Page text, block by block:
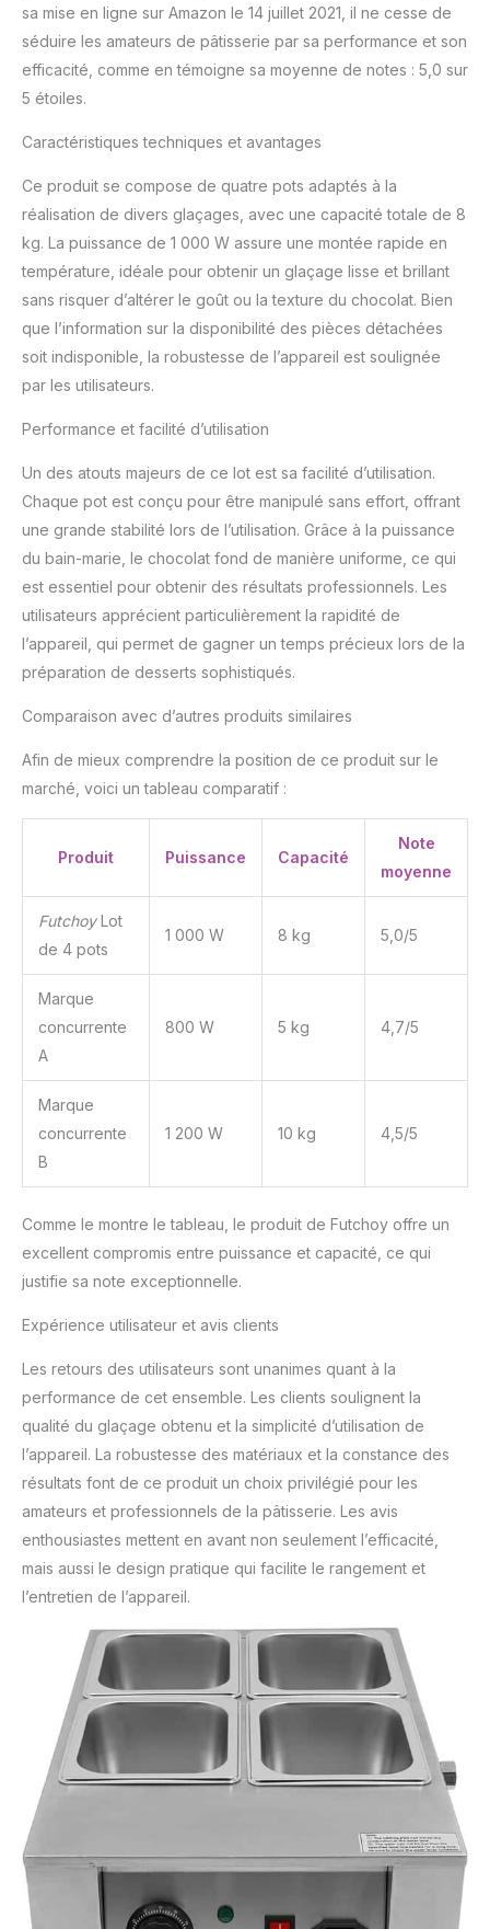
facile à nettoyer
Convient pour chauffer le
lait
sa mise en ligne sur Amazon le 14 juillet 2021, il ne cesse de
séduire les amateurs de pâtisserie par sa performance et son
efficacité, comme en témoigne sa moyenne de notes : 5,0 sur
5 étoiles.
Caractéristiques techniques et avantages
Ce produit se compose de quatre pots adaptés à la
réalisation de divers glaçages, avec une capacité totale de 8
kg. La puissance de 1 000 W assure une montée rapide en
température, idéale pour obtenir un glaçage lisse et brillant
sans risquer d’altérer le goût ou la texture du chocolat. Bien
que l’information sur la disponibilité des pièces détachées
soit indisponible, la robustesse de l’appareil est soulignée
par les utilisateurs.
Performance et facilité d’utilisation
Un des atouts majeurs de ce lot est sa facilité d’utilisation.
Chaque pot est conçu pour être manipulé sans effort, offrant
une grande stabilité lors de l’utilisation. Grâce à la puissance
du bain-marie, le chocolat fond de manière uniforme, ce qui
est essentiel pour obtenir des résultats professionnels. Les
utilisateurs apprécient particulièrement la rapidité de
l’appareil, qui permet de gagner un temps précieux lors de la
préparation de desserts sophistiqués.
Comparaison avec d’autres produits similaires
Afin de mieux comprendre la position de ce produit sur le
marché, voici un tableau comparatif :
Produit Puissance Capacité
Note
moyenne
FutchoyLot
de 4 pots
1 000 W 8 kg 5,0/5
Marque
concurrente
A
800 W 5 kg 4,7/5
Marque
concurrente
B
1 200 W 10 kg 4,5/5
Comme le montre le tableau, le produit de Futchoy offre un
excellent compromis entre puissance et capacité, ce qui
justifie sa note exceptionnelle.
Expérience utilisateur et avis clients
Les retours des utilisateurs sont unanimes quant à la
performance de cet ensemble. Les clients soulignent la
qualité du glaçage obtenu et la simplicité d’utilisation de
l’appareil. La robustesse des matériaux et la constance des
résultats font de ce produit un choix privilégié pour les
amateurs et professionnels de la pâtisserie. Les avis
enthousiastes mettent en avant non seulement l’efficacité,
mais aussi le design pratique qui facilite le rangement et
l’entretien de l’appareil.